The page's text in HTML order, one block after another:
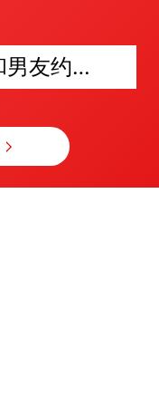
女子称19岁女儿和男友约会后失踪